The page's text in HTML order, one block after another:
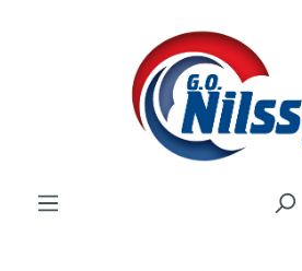
Zum Hauptinhalt springen